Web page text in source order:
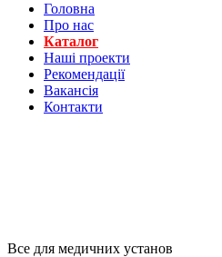
Головна
Про нас
Каталог
Нашi проекти
Рекомендації
Вакансiя
Контакти
Все для медичних установ